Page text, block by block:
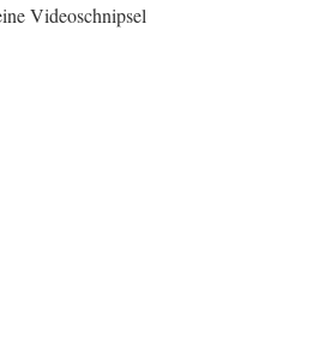
Videoschnipsel